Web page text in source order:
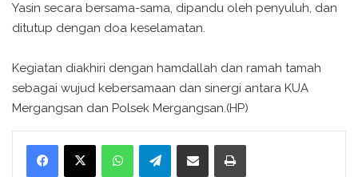
Yasin secara bersama-sama, dipandu oleh penyuluh, dan
ditutup dengan doa keselamatan.
Kegiatan diakhiri dengan hamdallah dan ramah tamah
sebagai wujud kebersamaan dan sinergi antara KUA
Mergangsan dan Polsek Mergangsan.(HP)
WhatsApp Telegram